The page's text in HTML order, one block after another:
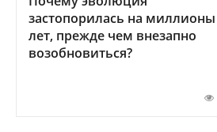
застопорилась на миллионы
лет, прежде чем внезапно
возобновиться?